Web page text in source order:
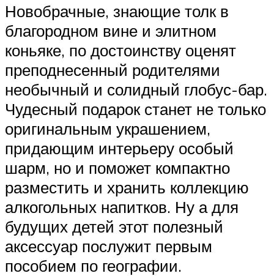
Новобрачные, знающие толк в
благородном вине и элитном
коньяке, по достоинству оценят
преподнесенный родителями
необычный и солидный глобус-бар.
Чудесный подарок станет не только
оригинальным украшением,
придающим интерьеру особый
шарм, но и поможет компактно
разместить и хранить коллекцию
алкогольных напитков. Ну а для
будущих детей этот полезный
аксессуар послужит первым
пособием по географии.